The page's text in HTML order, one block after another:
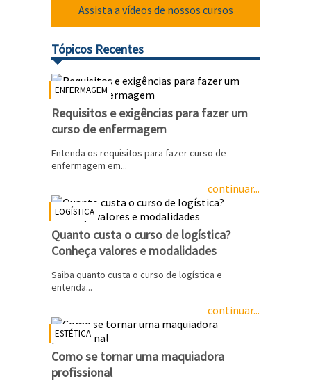
Assista a vídeos de nossos cursos
Tópicos Recentes
ENFERMAGEM
Requisitos e exigências para fazer um
curso de enfermagem
Entenda os requisitos para fazer curso de
enfermagem em...
continuar...
LOGÍSTICA
Quanto custa o curso de logística?
Conheça valores e modalidades
Saiba quanto custa o curso de logística e
entenda...
continuar...
ESTÉTICA
Como se tornar uma maquiadora
profissional